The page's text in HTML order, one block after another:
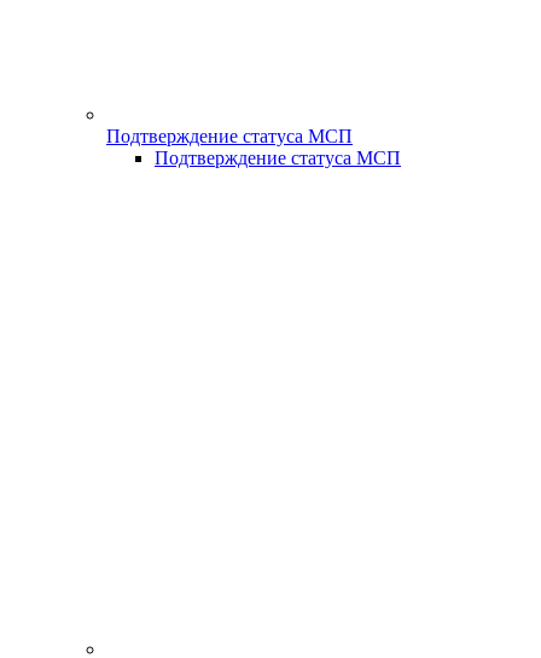
Подтверждение статуса МСП
Подтверждение статуса МСП